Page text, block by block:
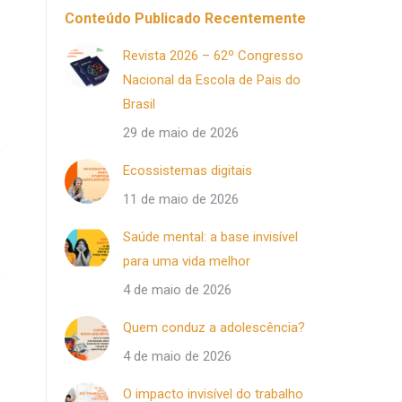
Conteúdo Publicado Recentemente
Revista 2026 – 62º Congresso
Nacional da Escola de Pais do
Brasil
29 de maio de 2026
Ecossistemas digitais
11 de maio de 2026
Saúde mental: a base invisível
para uma vida melhor
4 de maio de 2026
Quem conduz a adolescência?
4 de maio de 2026
O impacto invisível do trabalho